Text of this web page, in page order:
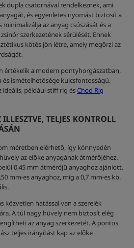
dupla csatornával rendelkeznek, ami
és egyenletes nyomást biztosít a
minimalizálja az anyag csúszását és a
szerkezetének sérülését. Ennek
kötés jön létre, amely megőrzi az
értékelik a modern pontyhorgászatban,
és ismételhetősége kulcsfontosságú.
ideális, például stiff rig és Chod Rig
TELJES KONTROLL
méretben elérhető, így könnyedén
az előke anyagának átmérőjéhez.
0,45 mm átmérőjű anyaghoz ajánlott.
mm-es anyaghoz, míg a 0,7 mm-es kb.
közvetlen hatással van a szerelék
A túl nagy hüvely nem biztosít elég
az anyag szerkezetét. A pontos
teljes irányítást kap az előke